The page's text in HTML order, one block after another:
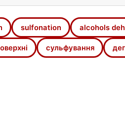
sulfonation alcohols
сульфування